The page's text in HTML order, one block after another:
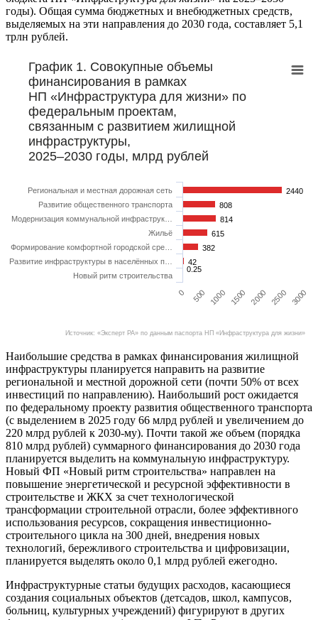
годы). Общая сумма бюджетных и внебюджетных средств,
выделяемых на эти направления до 2030 года, составляет 5,1
трлн рублей.
2440
2440
808
808
814
814
615
615
382
382
42
42
0.25
0.25
Региональная и местная дорожная сеть
Развитие общественного транспорта
Модернизация коммунальной инфраструк…
Жильё
Формирование комфортной городской сре…
Развитие инфраструктуры в населённых п…
Новый ритм строительства
0 500 1000 1500 2000 2500 3000
Источник: «Эксперт РА» по данным паспорта НП «Инфраструктура для жизни»
График 1. Совокупные объемы
финансирования в рамках
НП «Инфраструктура для жизни» по
федеральным проектам,
связанным с развитием жилищной
инфраструктуры,
2025–2030 годы, млрд рублей
Наибольшие средства в рамках финансирования жилищной
инфраструктуры планируется направить на развитие
региональной и местной дорожной сети (почти 50% от всех
инвестиций по направлению). Наибольший рост ожидается
по федеральному проекту развития общественного транспорта
(с выделением в 2025 году 66 млрд рублей и увеличением до
220 млрд рублей к 2030-му). Почти такой же объем (порядка
810 млрд рублей) суммарного финансирования до 2030 года
планируется выделить на коммунальную инфраструктуру.
Новый ФП «Новый ритм строительства» направлен на
повышение энергетической и ресурсной эффективности в
строительстве и ЖКХ за счет технологической
трансформации строительной отрасли, более эффективного
использования ресурсов, сокращения инвестиционно-
строительного цикла на 300 дней, внедрения новых
технологий, бережливого строительства и цифровизации,
планируется выделять около 0,1 млрд рублей ежегодно.
Инфраструктурные статьи будущих расходов, касающиеся
создания социальных объектов (детсадов, школ, кампусов,
больниц, культурных учреждений) фигурируют в других